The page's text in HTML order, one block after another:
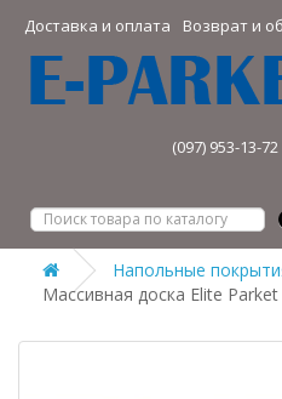
Доставка и оплата Возврат и
(097) 953-13-72
Напольные
Массивная доска Elite